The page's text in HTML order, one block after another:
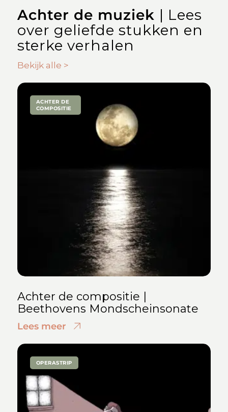
Achter de muziek | Lees
over geliefde stukken en
sterke verhalen
Bekijk alle >
ACHTER DE
COMPOSITIE
Achter de compositie |
Beethovens Mondscheinsonate
Lees meer
OPERASTRIP